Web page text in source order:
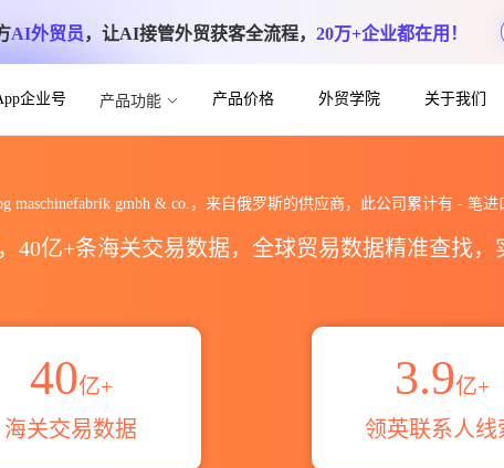
AI外贸员，让AI接管外贸获客全流程， 20万+企业都在用！
企业号 产品功能 产品价格 外贸学院 关于我们
maschinefabrik gmbh & co.，来自俄罗斯的供应商，此公司累计有 -笔进
40亿+条海关交易数据，全球贸易数据精准查找
40亿+
海关交易数据
3.9亿+
领英联系人线